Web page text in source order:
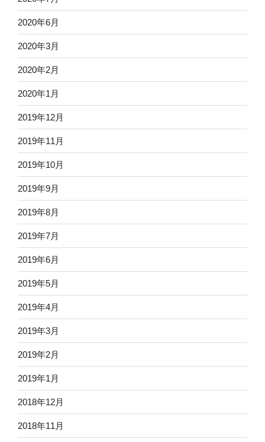
2020年6月
2020年3月
2020年2月
2020年1月
2019年12月
2019年11月
2019年10月
2019年9月
2019年8月
2019年7月
2019年6月
2019年5月
2019年4月
2019年3月
2019年2月
2019年1月
2018年12月
2018年11月